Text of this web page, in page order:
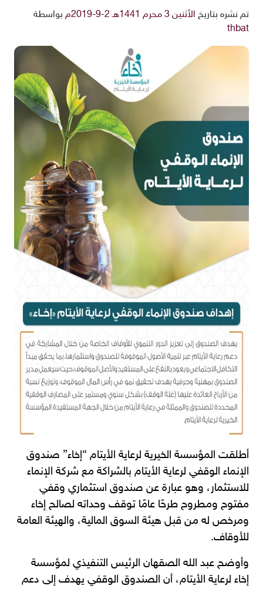
تم نشره بتاريخ الأثنين 3 محرم 1441هـ 2-9-2019م
بواسطة
thbat
أطلقت المؤسسة الخيرية لرعاية الأيتام “إخاء” صندوق
الإنماء الوقفي لرعاية الأيتام بالشراكة مع شركة الإنماء
للاستثمار، وهو عبارة عن صندوق استثماري وقفي
مفتوح ومطروح طرحًا عامًا توقف وحداته لصالح إخاء
ومرخص له من قبل هيئة السوق المالية، والهيئة العامة
للأوقاف.
وأوضح عبد الله الصقهان الرئيس التنفيذي لمؤسسة
إخاء لرعاية الأيتام، أن الصندوق الوقفي يهدف إلى دعم